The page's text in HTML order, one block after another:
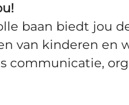
baan biedt jou
van kinderen en
communicatie,